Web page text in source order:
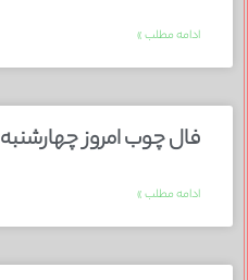
ادامه مطلب »
فال چوب امروز چهارشنبه 3 دی 1404
ادامه مطلب »